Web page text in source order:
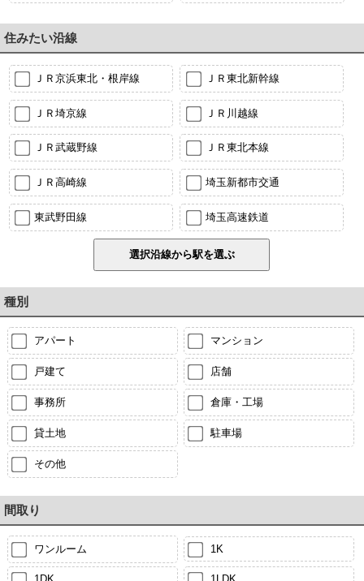
住みたい沿線
ＪＲ京浜東北・根岸線 ＪＲ東北新幹線
ＪＲ埼京線 ＪＲ川越線
ＪＲ武蔵野線 ＪＲ東北本線
ＪＲ高崎線 埼玉新都市交通
東武野田線 埼玉高速鉄道
種別
アパート マンション
戸建て 店舗
事務所 倉庫・工場
貸土地 駐車場
その他
間取り
ワンルーム 1K